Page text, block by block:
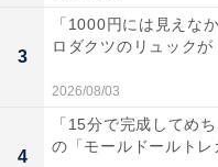
3
「1000円には見えな
ロダクツのリュックが
2026/08/03
4
「15分で完成してめ
の「モールドールトレ